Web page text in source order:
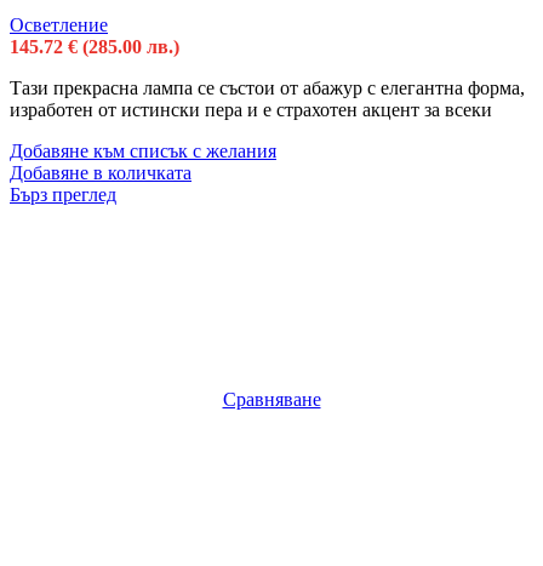
Осветление
145.72 € (285.00 лв.)
Тази прекрасна лампа се състои от абажур с елегантна форма,
изработен от истински пера и е страхотен акцент за всеки
Добавяне към списък с желания
Добавяне в количката
Бърз преглед
Сравняване